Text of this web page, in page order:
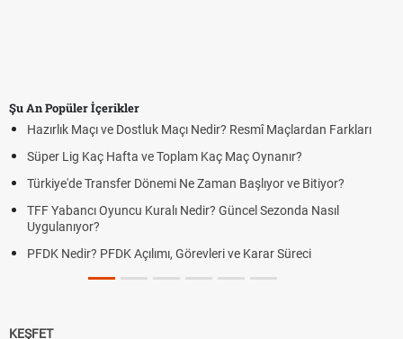
Şu An Popüler İçerikler
Hazırlık Maçı ve Dostluk Maçı Nedir? Resmî Maçlardan Farkları
Süper Lig Kaç Hafta ve Toplam Kaç Maç Oynanır?
Türkiye'de Transfer Dönemi Ne Zaman Başlıyor ve Bitiyor?
TFF Yabancı Oyuncu Kuralı Nedir? Güncel Sezonda Nasıl
Uygulanıyor?
PFDK Nedir? PFDK Açılımı, Görevleri ve Karar Süreci